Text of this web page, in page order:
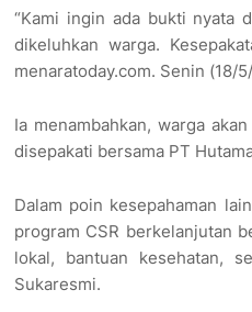
“Kami ingin ada bukti nyata
dikeluhkan warga.
menaratoday.com. Senin (18/
Ia menambahkan, warga
disepakati bersama PT
Dalam poin kesepahaman
program CSR berkelanjutan
lokal, bantuan kesehatan,
Sukaresmi.